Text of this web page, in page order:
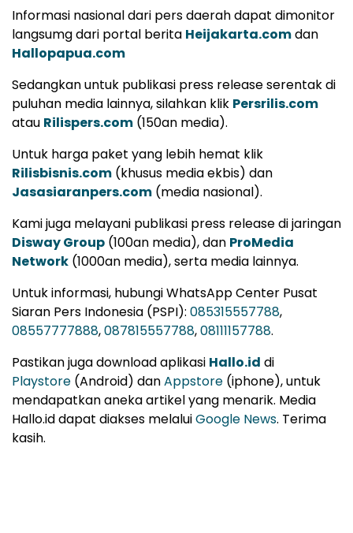
Informasi nasional dari pers daerah dapat dimonitor
langsumg dari portal berita Heijakarta.comdan
Hallopapua.com
Sedangkan untuk publikasi press release serentak di
puluhan media lainnya, silahkan klik Persrilis.com
atau Rilispers.com (150an media).
Untuk harga paket yang lebih hemat klik
Rilisbisnis.com (khusus media ekbis) dan
Jasasiaranpers.com (media nasional).
Kami juga melayani publikasi press release di jaringan
Disway Group (100an media), dan ProMedia
Network (1000an media), serta media lainnya.
Untuk informasi, hubungi WhatsApp Center Pusat
Siaran Pers Indonesia (PSPI): 085315557788,
08557777888,087815557788,08111157788.
Pastikan juga download aplikasi Hallo.id di
Playstore (Android) danAppstore (iphone), untuk
mendapatkan aneka artikel yang menarik. Media
Hallo.id dapat diakses melaluiGoogle News. Terima
kasih.